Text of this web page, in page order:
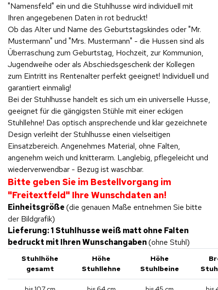
"Namensfeld" ein und die Stuhlhusse wird individuell mit
Ihren angegebenen Daten in rot bedruckt!
Ob das Alter und Name des Geburtstagskindes oder "Mr.
Mustermann" und "Mrs. Mustermann" - die Hussen sind als
Überraschung zum Geburtstag, Hochzeit, zur Kommunion,
Jugendweihe oder als Abschiedsgeschenk der Kollegen
zum Eintritt ins Rentenalter perfekt geeignet! Individuell und
garantiert einmalig!
Bei der Stuhlhusse handelt es sich um ein universelle Husse,
geeignet für die gängigsten Stühle mit einer eckigen
Stuhllehne! Das optisch ansprechende und klar gezeichnete
Design verleiht der Stuhlhusse einen vielseitigen
Einsatzbereich. Angenehmes Material, ohne Falten,
angenehm weich und knitterarm. Langlebig, pflegeleicht und
wiederverwendbar - Bezug ist waschbar.
Bitte geben Sie im Bestellvorgang im
"Freitextfeld" Ihre Wunschdaten an!
Einheitsgröße(die genauen Maße entnehmen Sie bitte
der Bildgrafik)
Lieferung: 1 Stuhlhusse weiß matt ohne Falten
bedruckt mit Ihren Wunschangaben(ohne Stuhl)
Stuhlhöhe
gesamt
Höhe
Stuhllehne
Höhe
Stuhlbeine